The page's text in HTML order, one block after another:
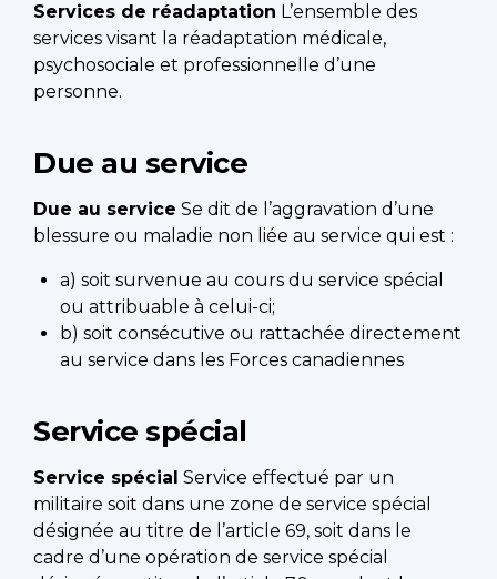
Services de réadaptation L’ensemble des
services visant la réadaptation médicale,
psychosociale et professionnelle d’une
personne.
Due au service
Due au service Se dit de l’aggravation d’une
blessure ou maladie non liée au service qui est :
a) soit survenue au cours du service spécial
ou attribuable à celui-ci;
b) soit consécutive ou rattachée directement
au service dans les Forces canadiennes
Service spécial
Service spécial Service effectué par un
militaire soit dans une zone de service spécial
désignée au titre de l’article 69, soit dans le
cadre d’une opération de service spécial